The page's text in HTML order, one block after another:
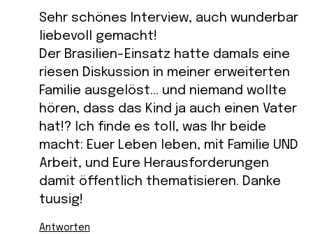
Sehr schönes Interview, auch wunderbar
liebevoll gemacht!
Der Brasilien-Einsatz hatte damals eine
riesen Diskussion in meiner erweiterten
Familie ausgelöst… und niemand wollte
hören, dass das Kind ja auch einen Vater
hat!? Ich finde es toll, was Ihr beide
macht: Euer Leben leben, mit Familie UND
Arbeit, und Eure Herausforderungen
damit öffentlich thematisieren. Danke
tuusig!
Antworten